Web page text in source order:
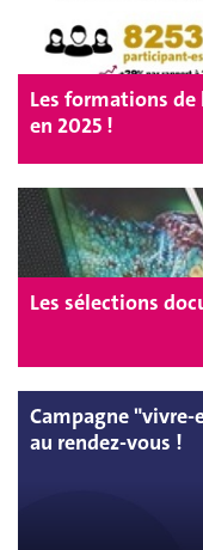
Les formations
en 2025 !
Les sélections
Campagne
au rendez-vous !